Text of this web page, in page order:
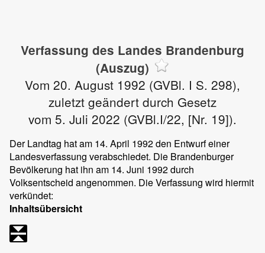
Verfassung des Landes Brandenburg
(Auszug)
Vom 20. August 1992 (GVBl. I S. 298),
zuletzt geändert durch Gesetz
vom 5. Juli 2022 (GVBl.I/22, [Nr. 19]).
Der Landtag hat am 14. April 1992 den Entwurf einer
Landesverfassung verabschiedet. Die Brandenburger
Bevölkerung hat ihn am 14. Juni 1992 durch
Volksentscheid angenommen. Die Verfassung wird hiermit
verkündet:
Inhaltsübersicht